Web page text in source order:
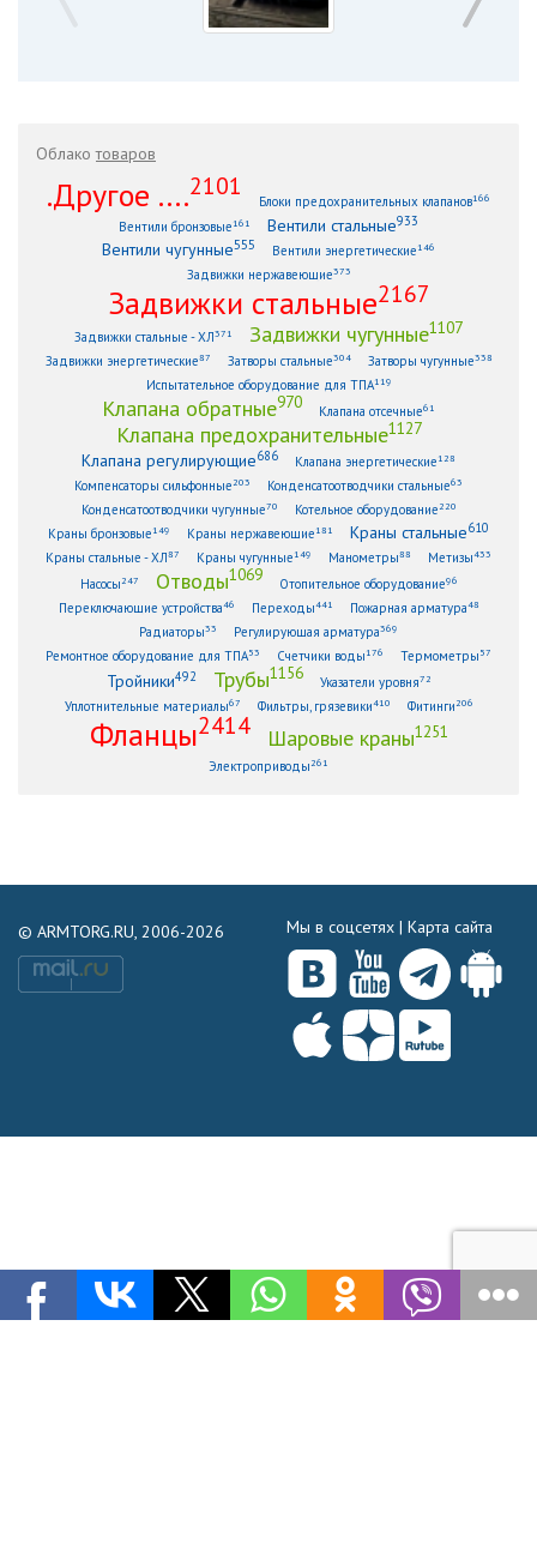
Облакотоваров
.Другое ....2101
Блоки предохранительных клапанов166
Вентили бронзовые161 Вентили стальные933
Вентили чугунные555 Вентили энергетические146
Задвижки нержавеющие373
Задвижки стальные2167
Задвижки стальные - ХЛ371 Задвижки чугунные1107
Задвижки энергетические87 Затворы стальные304 Затворы чугунные338
Испытательное оборудование для ТПА119
Клапана обратные970 Клапана отсечные61
Клапана предохранительные1127
Клапана регулирующие686 Клапана энергетические128
Компенсаторы сильфонные 203 Конденсатоотводчики стальные63
Конденсатоотводчики чугунные70 Котельное оборудование 220
Краны бронзовые149 Краны нержавеющие181 Краны стальные610
Краны стальные - ХЛ87 Краны чугунные149 Манометры88 Метизы433
Насосы 247 Отводы1069 Отопительное оборудование96
Переключающие устройства46 Переходы441 Пожарная арматура48
Радиаторы33 Регулирующая арматура369
Ремонтное оборудование для ТПА53 Счетчики воды176 Термометры 57
Тройники492 Трубы1156 Указатели уровня72
Уплотнительные материалы67 Фильтры, грязевики410 Фитинги 206
Фланцы2414 Шаровые краны1251
Электроприводы 261
© ARMTORG.RU, 2006-2026 Мы в соцсетях | Карта сайта